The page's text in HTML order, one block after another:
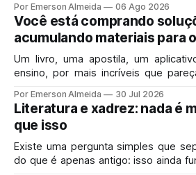
Por Emerson Almeida 06 Ago 2026
Você está comprando
acumulando materiais para
Um livro, uma apostila, um
ensino, por mais incríveis que
hoje em casa.
Por Emerson Almeida 30 Jul 2026
Literatura e xadrez: nada é
que isso
Existe uma pergunta simples que
do que é apenas antigo: isso ainda